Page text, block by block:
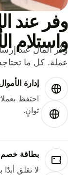
عند
كل ما
إدارة الأموال
احتفظ
ثوانٍ.
بطاقة خصم
لا تقلق